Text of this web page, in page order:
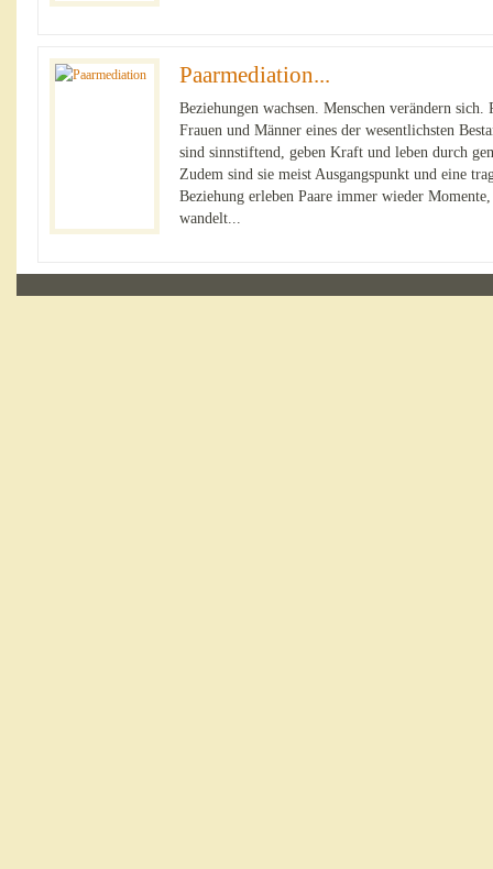
Paarmediation...
Beziehungen wachsen. Menschen verändern
Frauen und Männer eines der wesentlichsten
sind sinnstiftend, geben Kraft und leben durch
Zudem sind sie meist Ausgangspunkt und eine
Beziehung erleben Paare immer wieder
wandelt...